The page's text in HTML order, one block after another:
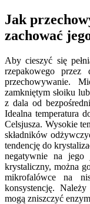
Jak
zachować
Aby cieszyć się
rzepakowego przez
przechowywanie.
zamkniętym słoiku
z dala od
Idealna temperatura
Celsjusza. Wysokie
składników
tendencję do
negatywnie na jego
krystaliczny, można
mikrofalówce na
konsystencję.
mogą zniszczyć